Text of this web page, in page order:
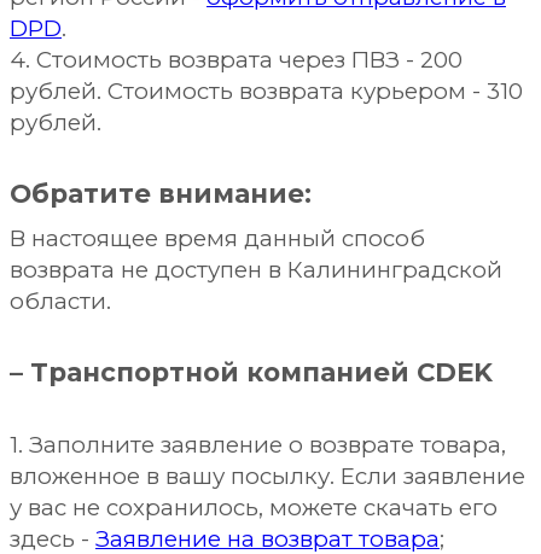
DPD.
4. Стоимость возврата через ПВЗ - 200
рублей. Стоимость возврата курьером - 310
рублей.
Обратите внимание:
В настоящее время данный способ
возврата не доступен в Калининградской
области.
– Транспортной компанией CDEK
1. Заполните заявление о возврате товара,
вложенное в вашу посылку. Если заявление
у вас не сохранилось, можете скачать его
здесь - Заявление на возврат товара;